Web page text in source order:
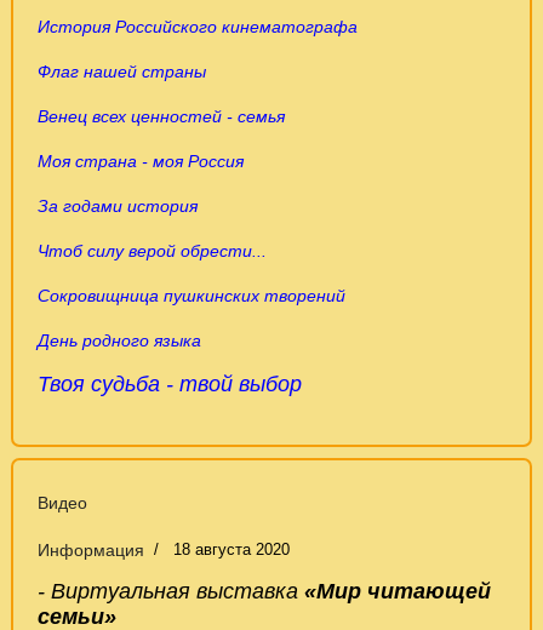
История Российского кинематографа
Флаг нашей страны
Венец всех ценностей - семья
Моя страна - моя Россия
За годами история
Чтоб силу верой обрести...
Сокровищница пушкинских творений
День родного языка
Твоя судьба - твой выбор
Видео
Информация 18 августа 2020
- Виртуальная выставка «Мир читающей
семьи»